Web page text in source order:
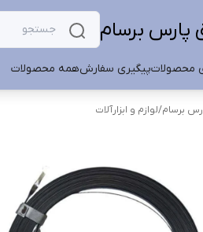
پارس برسام
محصولاتپیگیری سفارشهمه محصولات
برسام/لوازم و ابزارآلات